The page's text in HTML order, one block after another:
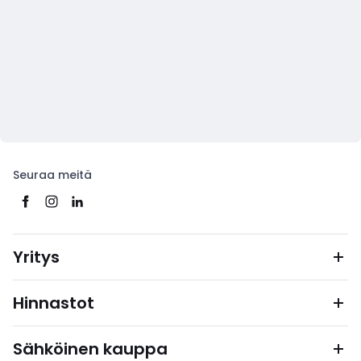
Seuraa meitä
Yritys
Hinnastot
Sähköinen kauppa